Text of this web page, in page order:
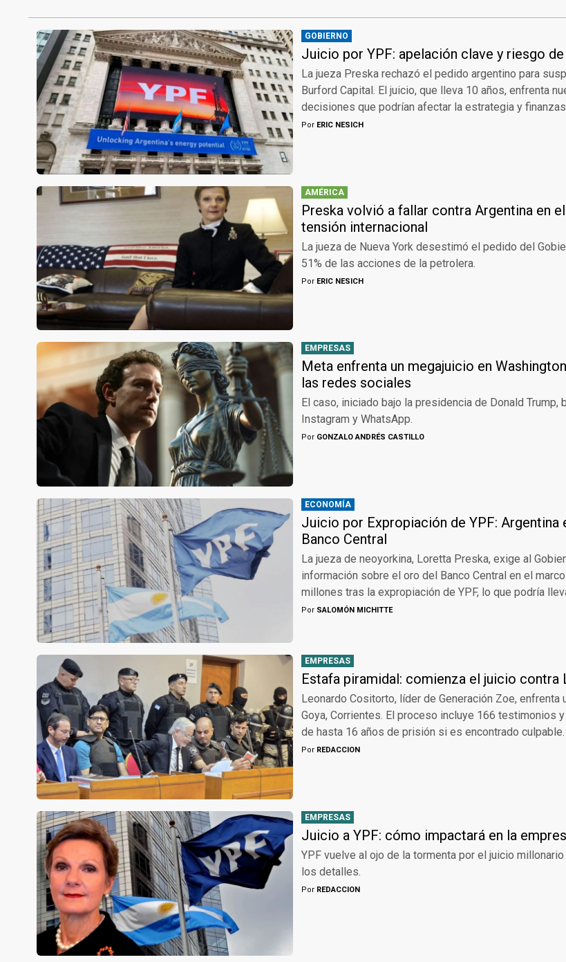
GOBIERNO
Juicio por YPF: apelación clave y riesgo
La jueza Preska rechazó el pedido argentino para
Burford Capital. El juicio, que lleva 10 años, enfrenta
decisiones que podrían afectar la estrategia y
Por ERIC NESICH
AMÉRICA
Preska volvió a fallar contra Argentina en
tensión internacional
La jueza de Nueva York desestimó el pedido del
51% de las acciones de la petrolera.
Por ERIC NESICH
EMPRESAS
Meta enfrenta un megajuicio en
las redes sociales
El caso, iniciado bajo la presidencia de Donald Trump,
Instagram y WhatsApp.
Por GONZALO ANDRÉS CASTILLO
ECONOMÍA
Juicio por Expropiación de YPF: Argentina
Banco Central
La jueza de neoyorkina, Loretta Preska, exige al
información sobre el oro del Banco Central en el
millones tras la expropiación de YPF, lo que podría
Por SALOMÓN MICHITTE
EMPRESAS
Estafa piramidal: comienza el juicio
Leonardo Cositorto, líder de Generación Zoe,
Goya, Corrientes. El proceso incluye 166 testimonios
de hasta 16 años de prisión si es encontrado culpable.
Por REDACCION
EMPRESAS
Juicio a YPF: cómo impactará en la
YPF vuelve al ojo de la tormenta por el juicio
los detalles.
Por REDACCION